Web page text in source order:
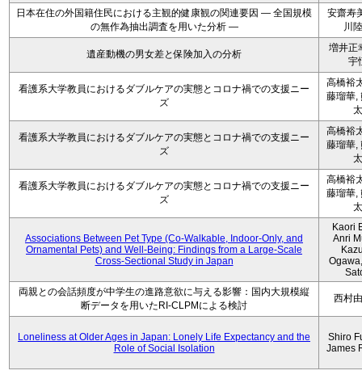
日本在住の外国籍住民における主観的健康観の関連要因 ― 全国規模
の無作為抽出調査を用いた分析 ―
安齋寿
川
遺産動機の男女差と保険加入の分析
増井正
宇
看護系大学教員におけるダブルケアの実態とコロナ禍での支援ニー
ズ
高橋裕
藤瑠華,
太
看護系大学教員におけるダブルケアの実態とコロナ禍での支援ニー
ズ
高橋裕
藤瑠華,
太
看護系大学教員におけるダブルケアの実態とコロナ禍での支援ニー
ズ
高橋裕
藤瑠華,
太
Associations Between Pet Type (Co-Walkable, Indoor-Only, and
Ornamental Pets) and Well-Being: Findings from a Large-Scale
Cross-Sectional Study in Japan
Kaori
Anri
両親との会話頻度が中学生の進路意欲に与える影響：国内大規模縦
断データを用いたRI-CLPMによる検討
西村
Loneliness at Older Ages in Japan: Lonely Life Expectancy and the
Role of Social Isolation
Shiro
James